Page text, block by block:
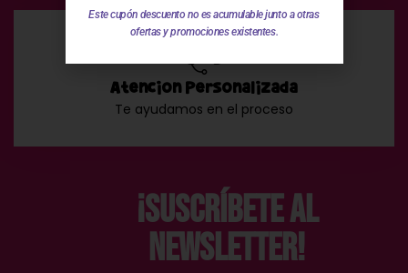
Atención Personalizada
Te ayudamos en el proceso
¡Suscríbete al
Newsletter!
Este cupón descuento no es acumulable junto a otras
ofertas y promociones existentes.